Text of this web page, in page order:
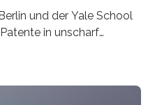
und der Yale School
in unscharf
führen und